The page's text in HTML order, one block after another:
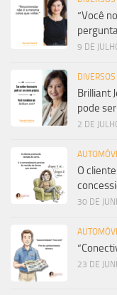
“Você
9 DE
DIVERSOS
Brilliant
pode
2 DE
O
30 DE
23 DE